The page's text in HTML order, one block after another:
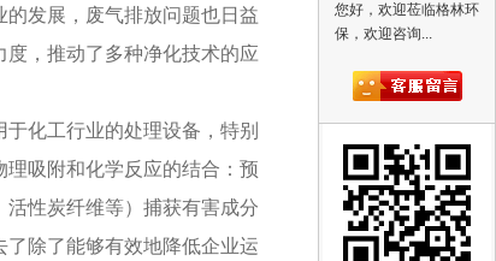
您好，欢迎莅临格林环
保，欢迎咨询...
发展，废气排放问题也日益
，推动了多种净化技术的应
化工行业的处理设备，特别
吸附和化学反应的结合：预
性炭纤维等）捕获有害成分
除了能够有效地降低企业运